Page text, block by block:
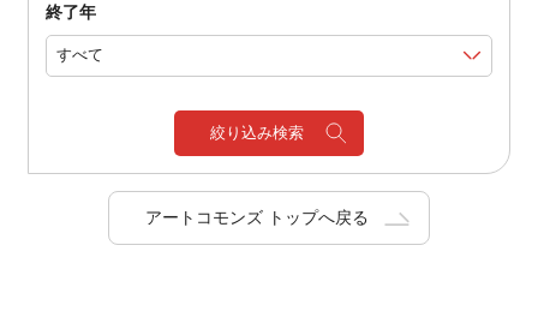
終了年
絞り込み検索
アートコモンズ トップへ戻る